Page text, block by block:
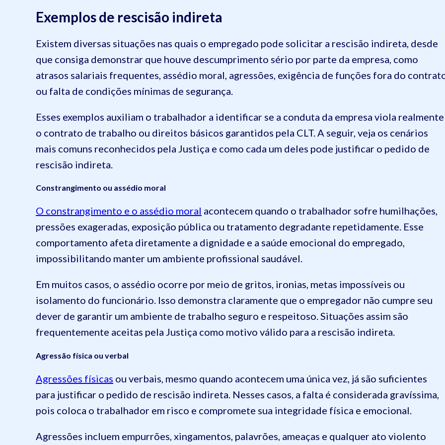
Exemplos de rescisão indireta
Existem diversas situações nas quais o empregado pode solicitar a rescisão indireta, desde
que consiga demonstrar que houve descumprimento sério por parte da empresa, como
atrasos salariais frequentes, assédio moral, agressões, exigência de funções fora do
ou falta de condições mínimas de segurança.
Esses exemplos auxiliam o trabalhador a identificar se a conduta da empresa viola realmente
o contrato de trabalho ou direitos básicos garantidos pela CLT. A seguir, veja os cenários
mais comuns reconhecidos pela Justiça e como cada um deles pode justificar o pedido de
rescisão indireta.
Constrangimento ou assédio moral
O constrangimento e o assédio moral acontecem quando o trabalhador sofre humilhações,
pressões exageradas, exposição pública ou tratamento degradante repetidamente. Esse
comportamento afeta diretamente a dignidade e a saúde emocional do empregado,
impossibilitando manter um ambiente profissional saudável.
Em muitos casos, o assédio ocorre por meio de gritos, ironias, metas impossíveis ou
isolamento do funcionário. Isso demonstra claramente que o empregador não cumpre seu
dever de garantir um ambiente de trabalho seguro e respeitoso. Situações assim são
frequentemente aceitas pela Justiça como motivo válido para a rescisão indireta.
Agressão física ou verbal
Agressões físicas ou verbais, mesmo quando acontecem uma única vez, já são suficientes
para justificar o pedido de rescisão indireta. Nesses casos, a falta é considerada gravíssima,
pois coloca o trabalhador em risco e compromete sua integridade física e emocional.
Agressões incluem empurrões, xingamentos, palavrões, ameaças e qualquer ato violento